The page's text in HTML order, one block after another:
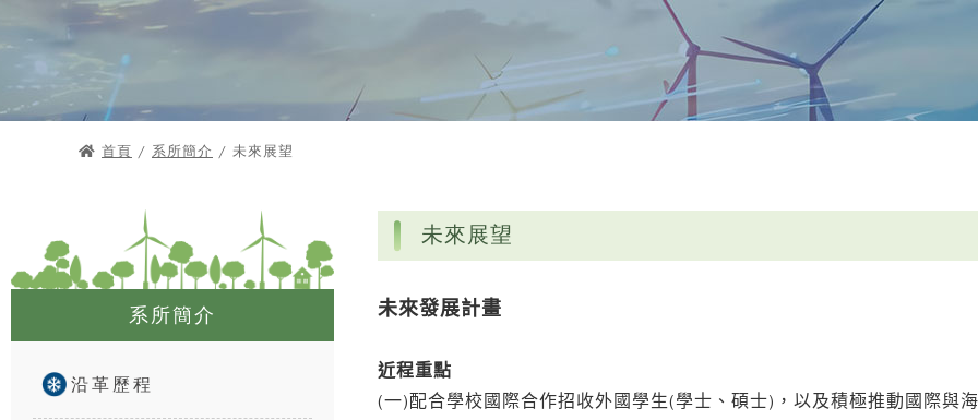
首頁 / 系所簡介 / 未來展望
系所簡介
沿革歷程
未來展望
未來發展計畫
近程重點
(一)配合學校國際合作招收外國學生(學士、碩士) ，以及積極推動國際與